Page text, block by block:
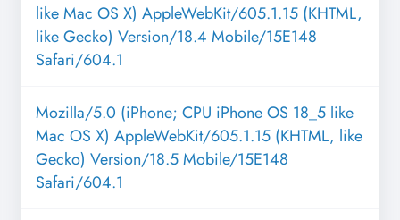
like Mac OS X) AppleWebKit/605.1.15 (KHTML,
like Gecko) Version/18.4 Mobile/15E148
Safari/604.1
Mozilla/5.0 (iPhone; CPU iPhone OS 18_5 like
Mac OS X) AppleWebKit/605.1.15 (KHTML, like
Gecko) Version/18.5 Mobile/15E148
Safari/604.1